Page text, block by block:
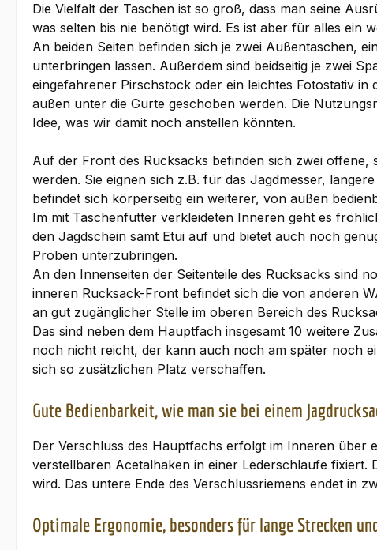
Die Vielfalt der Taschen ist so groß, dass man seine
was selten bis nie benötigt wird. Es ist aber für alles ein
An beiden Seiten befinden sich je zwei Außentaschen,
unterbringen lassen. Außerdem sind beidseitig je zwei
eingefahrener Pirschstock oder ein leichtes Fotostativ
außen unter die Gurte geschoben werden. Die
Idee, was wir damit noch anstellen könnten.
Auf der Front des Rucksacks befinden sich zwei
werden. Sie eignen sich z.B. für das Jagdmesser,
befindet sich körperseitig ein weiterer, von außen
Im mit Taschenfutter verkleideten Inneren geht es
den Jagdschein samt Etui auf und bietet auch noch
Proben unterzubringen.
An den Innenseiten der Seitenteile des Rucksacks sind
inneren Rucksack-Front befindet sich die von anderen
an gut zugänglicher Stelle im oberen Bereich des
Das sind neben dem Hauptfach insgesamt 10 weitere
noch nicht reicht, der kann auch noch am später noch
sich so zusätzlichen Platz verschaffen.
Gute Bedienbarkeit, wie man sie bei einem
Der Verschluss des Hauptfachs erfolgt im Inneren über
verstellbaren Acetalhaken in einer Lederschlaufe
wird. Das untere Ende des Verschlussriemens endet in
Optimale Ergonomie, besonders für lange Strecken